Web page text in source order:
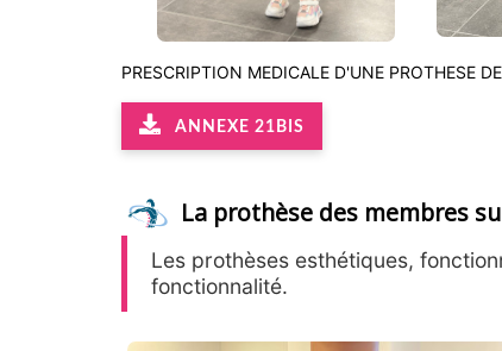
PRESCRIPTION MEDICALE D'UNE PROTHESE
ANNEXE 21BIS
La prothèse des membres
Les prothèses esthétiques,
fonctionnalité.